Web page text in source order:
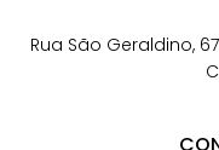
Rua São Geraldino,